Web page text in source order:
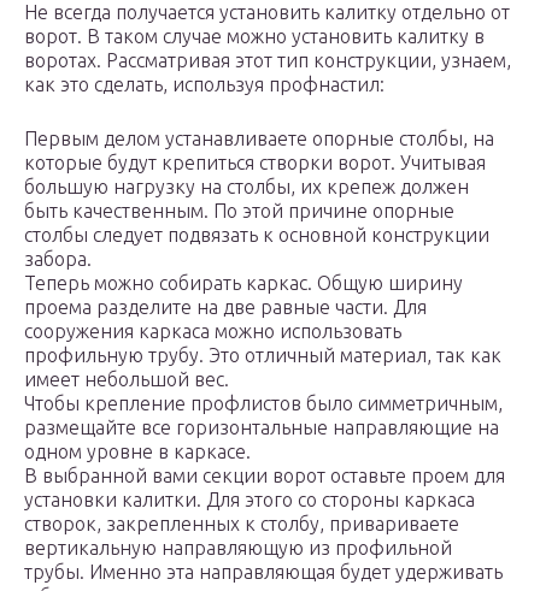
Не всегда получается установить калитку отдельно от
ворот. В таком случае можно установить калитку в
воротах. Рассматривая этот тип конструкции, узнаем,
как это сделать, используя профнастил:
Первым делом устанавливаете опорные столбы, на
которые будут крепиться створки ворот. Учитывая
большую нагрузку на столбы, их крепеж должен
быть качественным. По этой причине опорные
столбы следует подвязать к основной конструкции
забора.
Теперь можно собирать каркас. Общую ширину
проема разделите на две равные части. Для
сооружения каркаса можно использовать
профильную трубу. Это отличный материал, так как
имеет небольшой вес.
Чтобы крепление профлистов было симметричным,
размещайте все горизонтальные направляющие на
одном уровне в каркасе.
В выбранной вами секции ворот оставьте проем для
установки калитки. Для этого со стороны каркаса
створок, закрепленных к столбу, привариваете
вертикальную направляющую из профильной
трубы. Именно эта направляющая будет удерживать